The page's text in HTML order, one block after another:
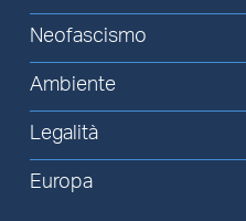
Neofascismo
Ambiente
Legalità
Europa